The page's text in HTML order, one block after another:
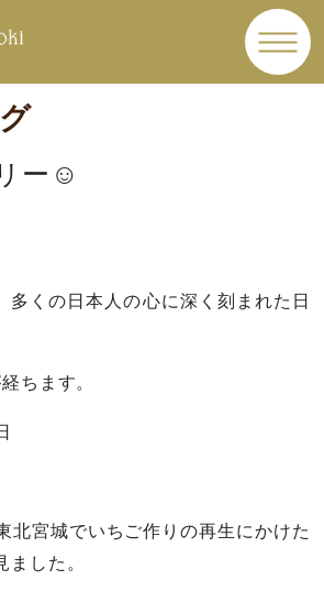
ー☺
多くの日本人の心に深く刻まれた日
ちます。
北宮城でいちご作りの再生にかけた
ました。